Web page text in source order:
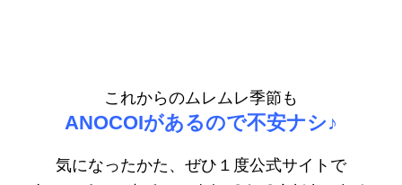
これからのムレムレ季節も
ANOCOIがあるので不安ナシ♪
気になったかた、ぜひ１度公式サイトで